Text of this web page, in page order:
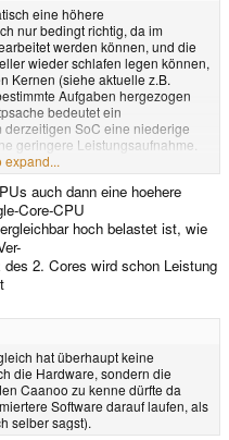
eine höhere
nur bedingt richtig, da im
werden können, und die
wieder schlafen legen können,
Kernen (siehe aktuelle z.B.
Aufgaben hergezogen
bedeutet ein
SoC eine niederige
geringere Leistungsaufnahme.
Zeit nur ein Kern aktiv ist (ein
die Leistungsaufnahme eher
expand...
auch dann eine hoehere
Core-CPU
hoch belastet ist, wie
2. Cores wird schon Leistung
hat überhaupt keine
die Hardware, sondern die
Caanoo zu kenne dürfte da
Software darauf laufen, als
selber sagst).